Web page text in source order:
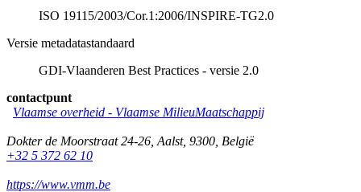
ISO 19115/2003/Cor.1:2006/INSPIRE-TG2.0
Versie metadatastandaard
GDI-Vlaanderen Best Practices - versie 2.0
contactpunt
Vlaamse overheid - Vlaamse MilieuMaatschappij
Dokter de Moorstraat 24-26 Aalst, 9300 België
+32 5 372 62 10
https://www.vmm.be